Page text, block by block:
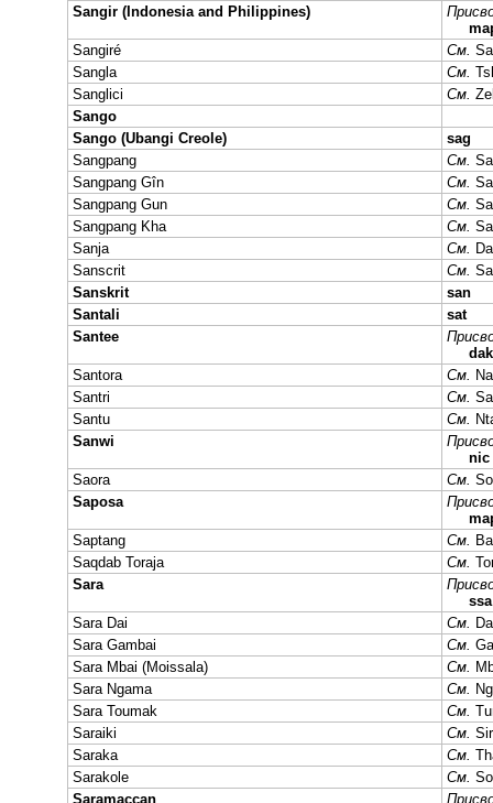
Sangir (Indonesia and Philippines)
Sangiré
См.
Sangla
См.
Sanglici
См.
Sango
Sango (Ubangi Creole)
sag
Sangpang
См.
Sangpang Gîn
См.
Sangpang Gun
См.
Sangpang Kha
См.
Sanja
См.
Sanscrit
См.
Sanskrit
san
Santali
sat
Santee
dak
Santora
См.
Santri
См.
Santu
См.
Sanwi
nic
Saora
См.
Saposa
Saptang
См.
Saqdab Toraja
См.
Sara
ssa
Sara Dai
См.
Sara Gambai
См.
Sara Mbai (Moissala)
См.
Sara Ngama
См.
Sara Toumak
См.
Saraiki
См.
Saraka
См.
Sarakole
См.
Saramaccan